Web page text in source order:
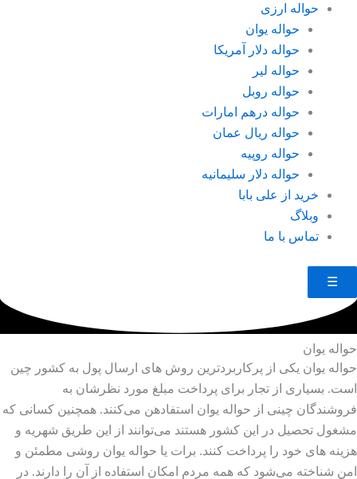
حواله ارزی
حواله یوان
حواله دلار آمریکا
حواله لیر
حواله روبل
حواله درهم امارات
حواله ریال عمان
حواله روپیه
حواله دلار سلیمانیه
خرید از علی بابا
وبلاگ
تماس با ما
☰
حواله یوان
حواله یوان یکی از پرکاربردترین روش های ارسال پول به کشور چین
است. بسیاری از تجار برای پرداخت مبلغ مورد نظرشان به
فروشندگان چینی از حواله یوان استفادهن می‌کنند. همچنین کسانی که
مشغول تحصیل در این کشور هستند می‌توانند از این طریق شهریه و
هزینه های خود را پرداخت کنند. برات یا حواله یوان روشی مطمئن و
امن شناخته می‌شود که همه مردم امکان استفاده از آن را دارند. در